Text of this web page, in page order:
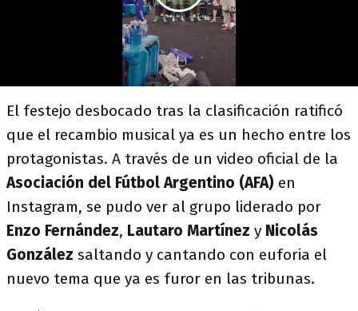
El festejo desbocado tras la clasificación ratificó
que el recambio musical ya es un hecho entre los
protagonistas. A través de un video oficial de la
Asociación del Fútbol Argentino (AFA) en
Instagram, se pudo ver al grupo liderado por
Enzo Fernández, Lautaro Martínez y Nicolás
González saltando y cantando con euforia el
nuevo tema que ya es furor en las tribunas.